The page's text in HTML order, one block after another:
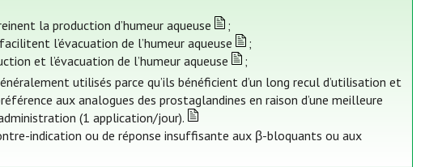
la production d’humeur aqueuse
;
l’évacuation de l’humeur aqueuse
;
et l’évacuation de l’humeur aqueuse
;
utilisés parce qu’ils bénéficient d’un long recul d’utilisation et
aux analogues des prostaglandines en raison d’une meilleure
(1 application/jour).
indication ou de réponse insuffisante aux β-bloquants ou aux